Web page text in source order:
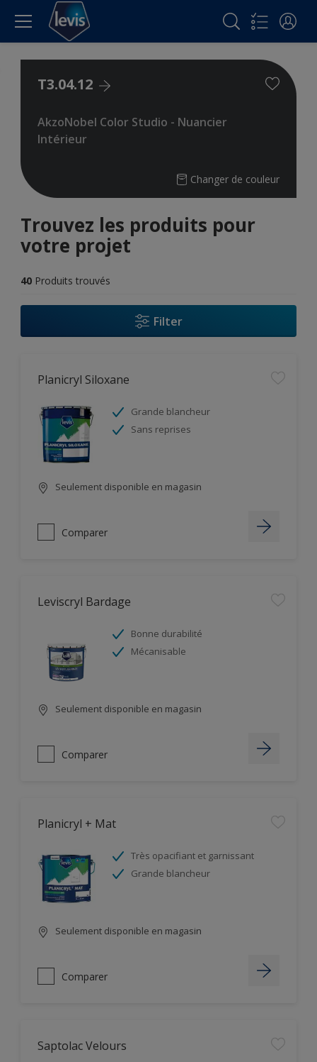
T3.04.12
AkzoNobel Color Studio - Nuancier
Intérieur
Changer de couleur
Trouvez les produits pour
votre projet
40 Produits trouvés
Filter
Planicryl Siloxane
Grande blancheur
Sans reprises
Seulement disponible en magasin
Comparer
Leviscryl Bardage
Bonne durabilité
Mécanisable
Seulement disponible en magasin
Comparer
Planicryl + Mat
Très opacifiant et garnissant
Grande blancheur
Seulement disponible en magasin
Comparer
Saptolac Velours